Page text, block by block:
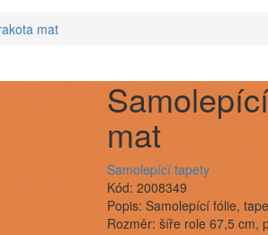
mat
mat
Samolepící tapety
Kód: 2008349
Popis: Samolepící fólie,
Rozměr: šíře role 67,5 cm,